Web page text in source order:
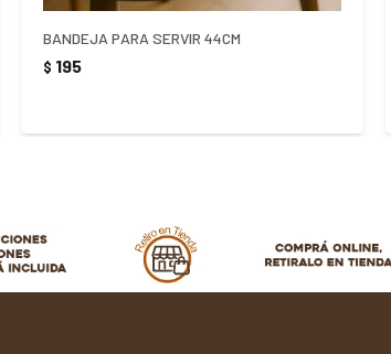
BANDEJA PARA SERVIR 44CM
$ 195